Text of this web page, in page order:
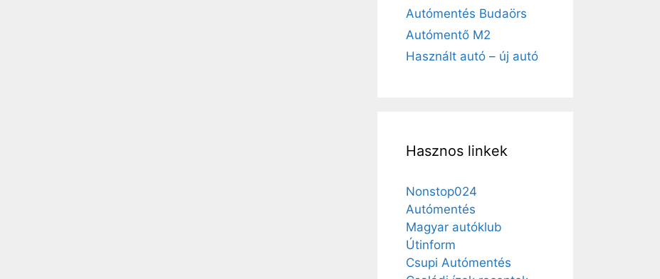
Autómentés Budaörs
Autómentő M2
Használt autó – új autó
Hasznos linkek
Nonstop024
Autómentés
Magyar autóklub
Útinform
Csupi Autómentés